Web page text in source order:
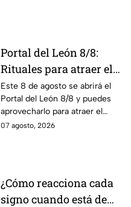
Portal del León 8/8:
Rituales para atraer el
amor este 8 de agosto
Este 8 de agosto se abrirá el
Portal del León 8/8 y puedes
aprovecharlo para atraer el
amor con estos sencillos
07 agosto, 2026
¿Cómo reacciona cada
signo cuando está de